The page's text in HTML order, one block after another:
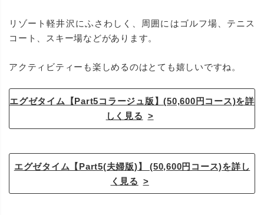
リゾート軽井沢にふさわしく、周囲にはゴルフ場、テニス
コート、スキー場などがあります。
アクティビティーも楽しめるのはとても嬉しいですね。
エグゼタイム【Part5コラージュ版】(50,600円コース)を詳
しく見る
エグゼタイム【Part5(夫婦版)】 (50,600円コース)を詳し
く見る